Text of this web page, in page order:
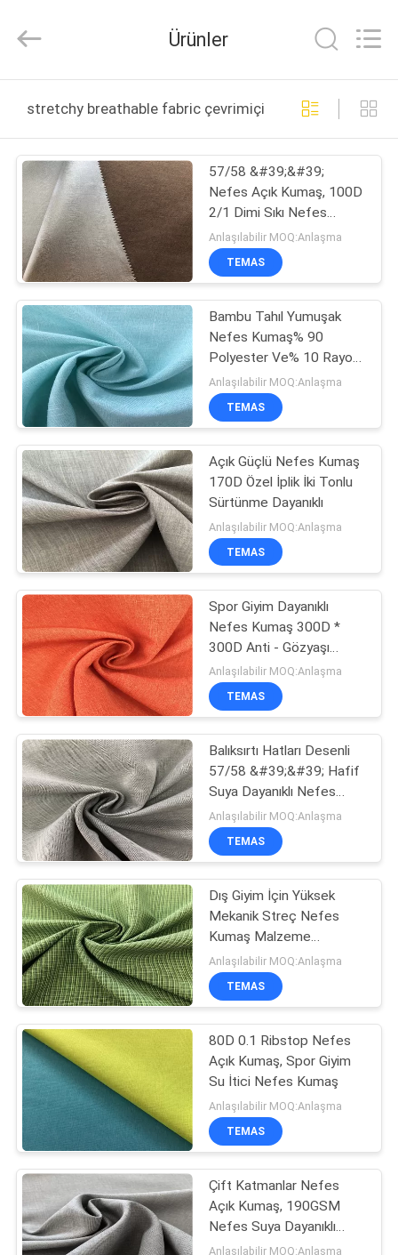
ÜRÜN:%
HAKKIMIZDA
FABRIKA
TURU
KALITE
KONTROL
BIZIMLE
ILETIŞIME
GEÇIN
HABERLER
VAKALAR
COMPANY
NEWS
SITE
HARITASI
PRIVACY
POLICY
Textile
Co.,Ltd.
Reserved.
Ürünler
stretchy breathable fabric çevrimiçi üretim
57/58 &#39;&#39;
Nefes Açık Kumaş, 100D
2/1 Dimi Sıkı Nefes
Kumaş
Anlaşılabilir MOQ:Anlaşma
TEMAS
Bambu Tahıl Yumuşak
Nefes Kumaş% 90
Polyester Ve% 10 Rayon
Su Dayanıklı
Anlaşılabilir MOQ:Anlaşma
TEMAS
Açık Güçlü Nefes Kumaş
170D Özel İplik İki Tonlu
Sürtünme Dayanıklı
Anlaşılabilir MOQ:Anlaşma
TEMAS
Spor Giyim Dayanıklı
Nefes Kumaş 300D *
300D Anti - Gözyaşı
Yüksek Renk Haslığı
Anlaşılabilir MOQ:Anlaşma
TEMAS
Balıksırtı Hatları Desenli
57/58 &#39;&#39; Hafif
Suya Dayanıklı Nefes
Kumaş
Anlaşılabilir MOQ:Anlaşma
TEMAS
Dış Giyim İçin Yüksek
Mekanik Streç Nefes
Kumaş Malzeme
Windproof
Anlaşılabilir MOQ:Anlaşma
TEMAS
80D 0.1 Ribstop Nefes
Açık Kumaş, Spor Giyim
Su İtici Nefes Kumaş
Anlaşılabilir MOQ:Anlaşma
TEMAS
Çift Katmanlar Nefes
Açık Kumaş, 190GSM
Nefes Suya Dayanıklı
Kumaş
Anlaşılabilir MOQ:Anlaşma